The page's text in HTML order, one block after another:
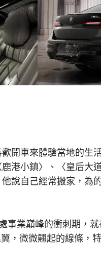
開車來體驗當地的生
港小鎮〉、〈皇后
說自己經常搬家，為
事業巔峰的衝刺期，
，微微翹起的線條，